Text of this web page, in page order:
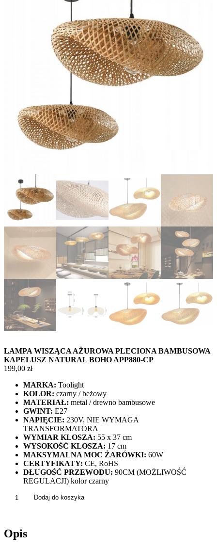
LAMPA WISZĄCA AŻUROWA PLECIONA BAMBUSOWA
KAPELUSZ NATURAL BOHO APP880-CP
199,00 zł
MARKA: Toolight
KOLOR: czarny / beżowy
MATERIAŁ: metal / drewno bambusowe
GWINT: E27
NAPIĘCIE: 230V, NIE WYMAGA
TRANSFORMATORA
WYMIAR KLOSZA: 55 x 37 cm
WYSOKOŚĆ KLOSZA: 17 cm
MAKSYMALNA MOC ŻARÓWKI: 60W
CERTYFIKATY: CE, RoHS
DŁUGOŚĆ PRZEWODU: 90CM (MOŻLIWOŚĆ
REGULACJI) kolor czarny
ilość
Pleciona
Bambusowa
Dodaj do koszyka
Opis